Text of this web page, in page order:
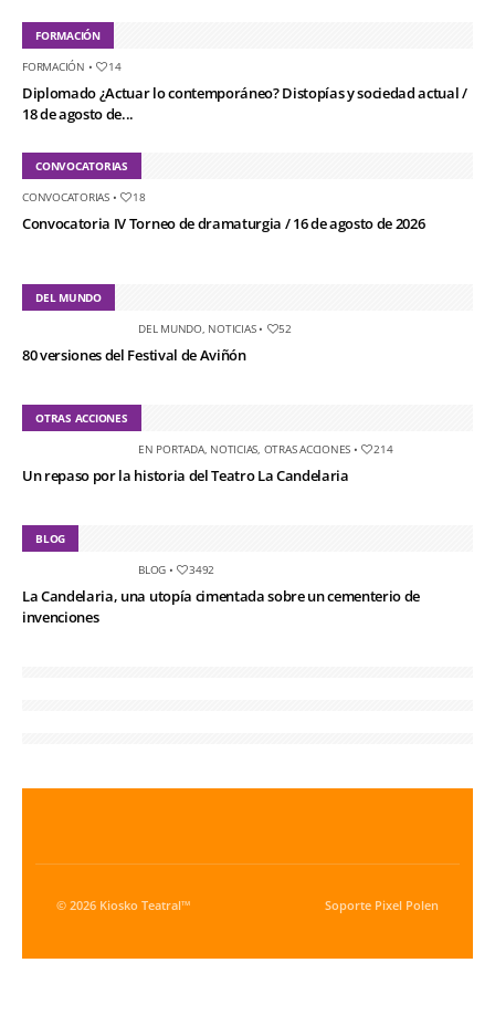
FORMACIÓN
FORMACIÓN • 14
Diplomado ¿Actuar lo contemporáneo? Distopías y sociedad actual /
18 de agosto de...
CONVOCATORIAS
CONVOCATORIAS• 18
Convocatoria IV Torneo de dramaturgia / 16 de agosto de 2026
DEL MUNDO
DEL MUNDO, NOTICIAS• 52
80 versiones del Festival de Aviñón
OTRAS ACCIONES
EN PORTADA, NOTICIAS OTRAS ACCIONES • 214
Un repaso por la historia del Teatro La Candelaria
BLOG
BLOG • 3492
La Candelaria, una utopía cimentada sobre un cementerio de
invenciones
© 2026 Kiosko Teatral™ Soporte Pixel Polen